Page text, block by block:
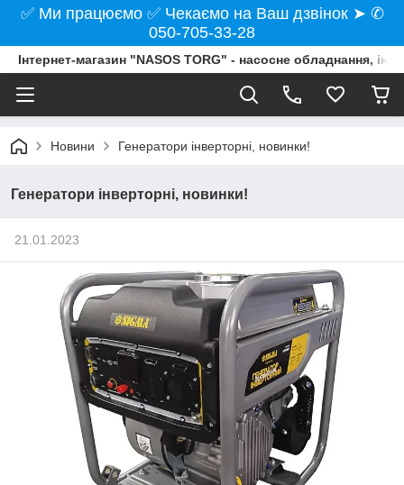
✅ Ми працюємо ✅ Чекаємо на Ваш дзвінок ➤ ✆
050-705-33-28
Інтернет-магазин "NASOS TORG" - насосне обладнання,
Новини Генератори інверторні, новинки!
Генератори інверторні, новинки!
21.01.2023